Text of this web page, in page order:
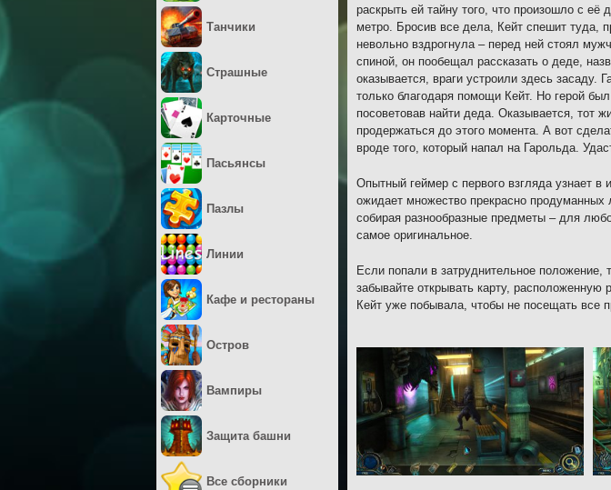
раскрыть ей тайну того, что произошло с
метро. Бросив все дела, Кейт спешит туда,
невольно вздрогнула – перед ней стоял
спиной, он пообещал рассказать о деде,
оказывается, враги устроили здесь засаду.
только благодаря помощи Кейт. Но герой
посоветовав найти деда. Оказывается, тот
продержаться до этого момента. А вот
вроде того, который напал на Гарольда.
Опытный геймер с первого взгляда узнает
ожидает множество прекрасно
собирая разнообразные предметы – для
самое оригинальное.
Если попали в затруднительное положение,
забывайте открывать карту,
Кейт уже побывала, чтобы не посещать все
Танчики
Страшные
Карточные
Пасьянсы
Пазлы
Линии
Кафе и рестораны
Остров
Вампиры
Защита башни
Все сборники